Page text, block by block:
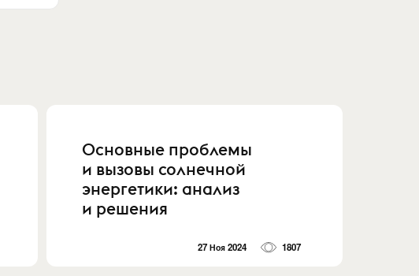
Основные проблемы
и вызовы солнечной
энергетики: анализ
и решения
27 Ноя 2024 1807